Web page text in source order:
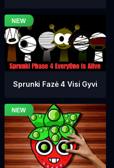
Sprunki Fazė 4 Visi Gyvi